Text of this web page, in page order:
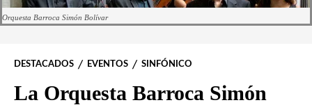
Orquesta Barroca Simón Bolívar
DESTACADOS EVENTOS SINFÓNICO
La Orquesta Barroca Simón